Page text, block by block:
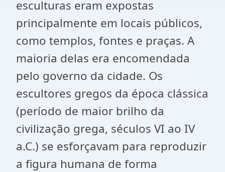
esculturas eram expostas
principalmente em locais públicos,
como templos, fontes e praças. A
maioria delas era encomendada
pelo governo da cidade. Os
escultores gregos da época clássica
(período de maior brilho da
civilização grega, séculos VI ao IV
a.C.) se esforçavam para reproduzir
a figura humana de forma